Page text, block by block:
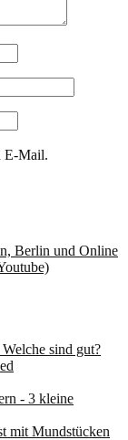
E-Mail.
Berlin und Online
sind gut?
- 3 kleine
mit Mundstücken